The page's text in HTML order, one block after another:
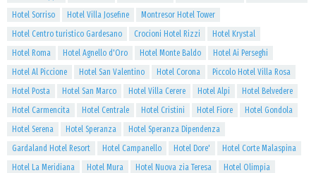
Hotel Sorriso
Hotel Villa Josefine
Montresor Hotel Tower
Hotel Centro turistico Gardesano
Crocioni Hotel Rizzi
Hotel Krystal
Hotel Roma
Hotel Agnello d'Oro Hotel Monte Baldo
Hotel Ai Perseghi
Hotel Al Piccione
Hotel San Valentino Hotel Corona
Piccolo Hotel Villa Rosa
Hotel Posta
Hotel San Marco Hotel Villa Cerere Hotel Alpi
Hotel Belvedere
Hotel Carmencita
Hotel Centrale Hotel Cristini Hotel Fiore
Hotel Gondola
Hotel Serena
Hotel Speranza
Hotel Speranza Dipendenza
Gardaland Hotel Resort
Hotel Campanello Hotel Dore'
Hotel Corte Malaspina
Hotel La Meridiana
Hotel Mura Hotel Nuova zia Teresa
Hotel Olimpia